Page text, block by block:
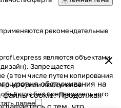
уровня обслуживания на
файлы cookie. Продолжая
с тем, что
рекомендательные
являются объектами
Запрещается
(в том числе путем копирования
или любое иное
без предварительного
далее